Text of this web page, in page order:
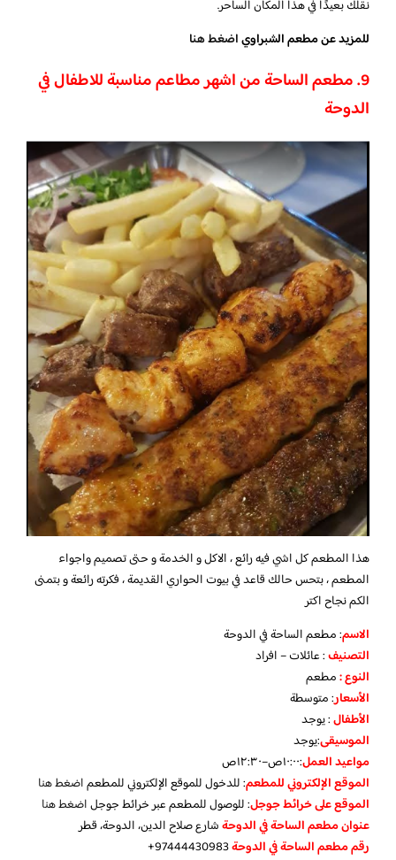
نقلك بعيدًا في هذا المكان الساحر.
للمزيد عن مطعم الشبراوياضغط هنا
9. مطعم الساحة من اشهر مطاعم مناسبة للاطفال في
الدوحة
هذا المطعم كل اشي فيه رائع ، الاكل و الخدمة و حتى تصميم واجواء
المطعم ، بتحس حالك قاعد في بيوت الحواري القديمة ، فكرته رائعة و بتمنى
الكم نجاح اكتر
الاسم: مطعم الساحة في الدوحة
التصنيف: عائلات – افراد
النوع :مطعم
الأسعار:متوسطة
الأطفال:يوجد
الموسيقى:يوجد
مواعيد العمل:١٠:٠٠ص–١٢:٣٠ص
الموقع الإلكتروني للمطعم: للدخول للموقع الإلكتروني للمطعماضغط هنا
الموقع على خرائط جوجل: للوصول للمطعم عبر خرائط جوجلاضغط هنا
عنوان مطعم الساحة في الدوحةشارع صلاح الدين، الدوحة، قطر
رقم مطعم الساحة في الدوحة97444430983+